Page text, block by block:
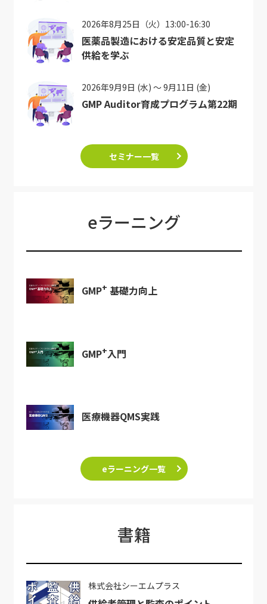
2026年8月25日（火）13:00-16:30
医薬品製造における安定品質と安定
供給を学ぶ
2026年9月9日 (水) ～ 9月11日 (金)
GMP Auditor育成プログラム第22期
セミナー一覧
eラーニング
GMP+ 基礎力向上
GMP+入門
医療機器QMS実践
eラーニング一覧
書籍
株式会社シーエムプラス